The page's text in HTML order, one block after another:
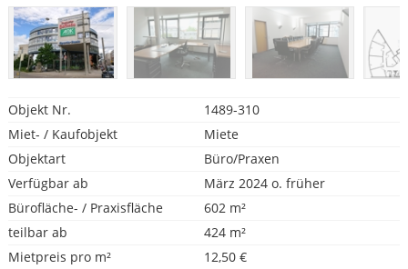
Objekt Nr.
1489-310
Miet- / Kaufobjekt
Miete
Objektart
Büro/Praxen
Verfügbar ab
März 2024 o. früher
Bürofläche- / Praxisfläche
602 m²
teilbar ab
424 m²
Mietpreis pro m²
12,50 €